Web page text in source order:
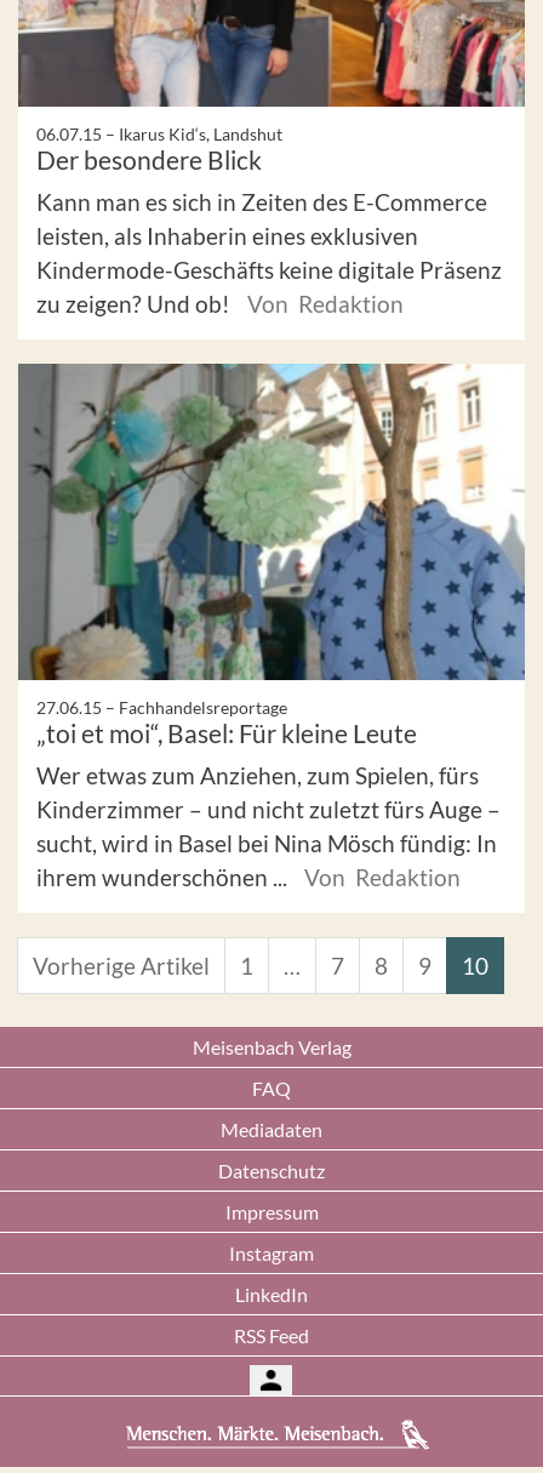
06.07.15 – Ikarus Kid‘s, Landshut
Der besondere Blick
Kann man es sich in Zeiten des E-Commerce
leisten, als Inhaberin eines exklusiven
Kindermode-Geschäfts keine digitale Präsenz
zu zeigen? Und ob!
Von Redaktion
27.06.15 – Fachhandelsreportage
„toi et moi“, Basel: Für kleine Leute
Wer etwas zum Anziehen, zum Spielen, fürs
Kinderzimmer – und nicht zuletzt fürs Auge –
sucht, wird in Basel bei Nina Mösch fündig: In
ihrem wunderschönen ...
Von Redaktion
Vorherige Artikel 1 … 7 8 9 10
Meisenbach Verlag
FAQ
Mediadaten
Datenschutz
Impressum
Instagram
LinkedIn
RSS Feed